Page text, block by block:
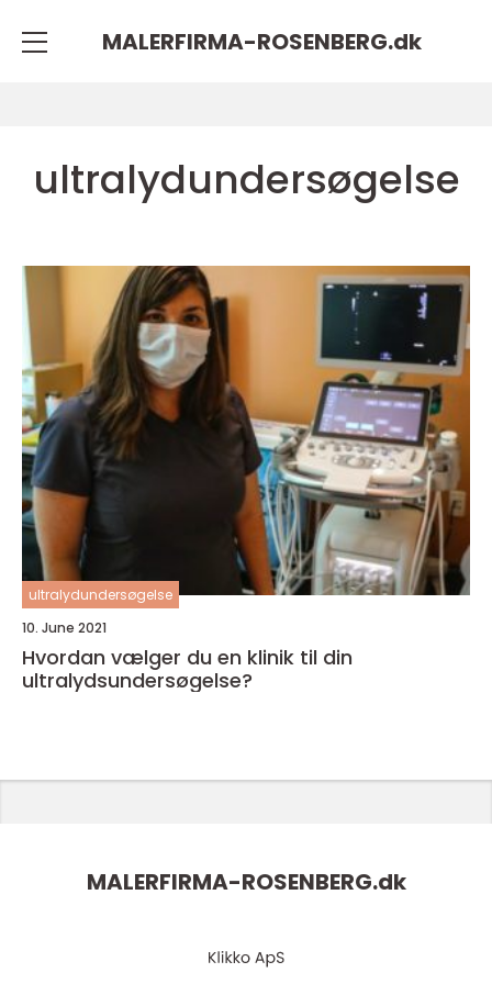
MALERFIRMA-ROSENBERG.dk
ultralydundersøgelse
ultralydundersøgelse
10. June 2021
Hvordan vælger du en klinik til din
ultralydsundersøgelse?
MALERFIRMA-ROSENBERG.dk